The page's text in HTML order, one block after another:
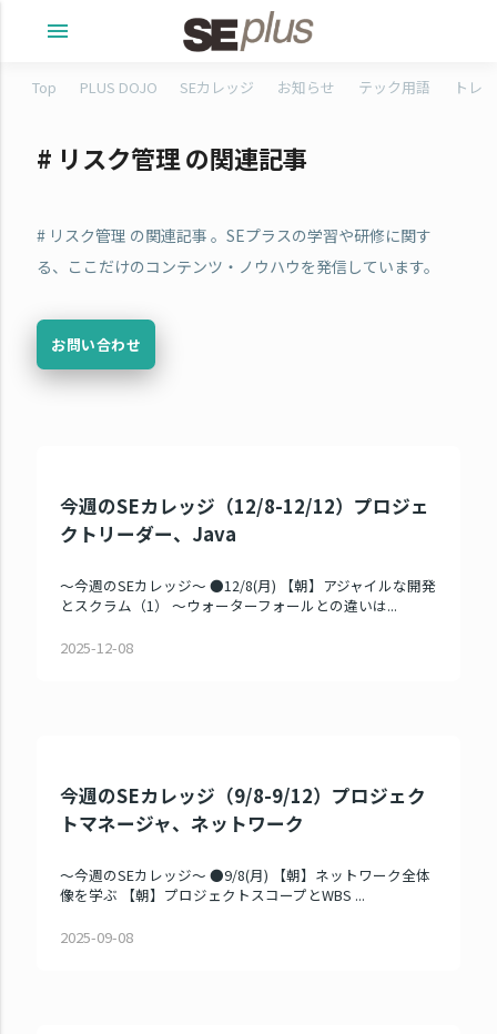
menu
Top PLUS DOJO SEカレッジ お知らせ テック用語 トレ
# リスク管理 の関連記事
# リスク管理 の関連記事 。SEプラスの学習や研修に関す
る、ここだけのコンテンツ・ノウハウを発信しています。
お問い合わせ
今週のSEカレッジ（12/8-12/12）プロジェ
クトリーダー、Java
～今週のSEカレッジ～ ●12/8(月) 【朝】アジャイルな開発
とスクラム（1） ～ウォーターフォールとの違いは...
2025-12-08
今週のSEカレッジ（9/8-9/12）プロジェク
トマネージャ、ネットワーク
～今週のSEカレッジ～ ●9/8(月) 【朝】ネットワーク全体
像を学ぶ 【朝】プロジェクトスコープとWBS ...
2025-09-08